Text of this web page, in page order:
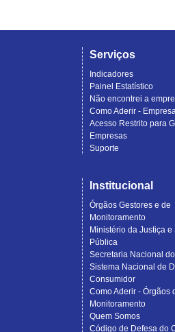
Serviços
Indicadores
Painel Estatístico
Não encontrei a
Como Aderir -
Acesso Restrito para
Empresas
Suporte
Institucional
Órgãos Gestores e de
Monitoramento
Ministério da Justiça e
Pública
Secretaria Nacional
Sistema Nacional de
Consumidor
Como Aderir - Órgãos
Monitoramento
Quem Somos
Código de Defesa do